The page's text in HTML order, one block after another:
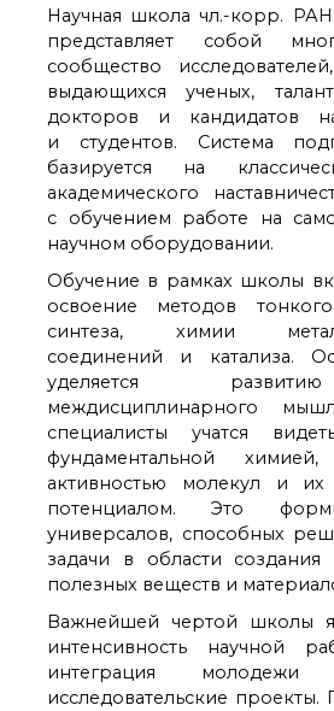
Научная школа чл.-корр.
представляет собой
сообщество
выдающихся ученых,
докторов и кандидатов
и студентов. Система
базируется на
академического
с обучением работе на
научном оборудовании.
Обучение в рамках школы
освоение методов
синтеза, химии
соединений и катализа.
уделяется
междисциплинарного
специалисты учатся
фундаментальной химией,
активностью молекул и
потенциалом. Это
универсалов, способных
задачи в области создания
полезных веществ и
Важнейшей чертой школы
интенсивность научной
интеграция
исследовательские проекты.